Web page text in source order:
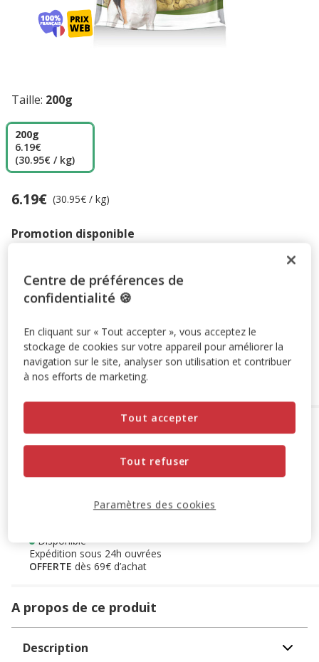
Taille: 200g
200g
6.19€
(30.95€ / kg)
Promotion disponible
Animalis. Offre non cumulable aux autres promotions en
cours. Voir conditions
Prix 6.19€, 30.95 EUR par kg
6.19€ (30.95€ / kg)
Ajouter au panier
Options de livraison
Voir la disponibilité en magasin
Livraison dans 72h offert dès 69€ d'achat
Disponible
Expédition sous 24h ouvrées
OFFERTE dès 69€ d’achat
A propos de ce produit
Description
Centre de préférences de
confidentialité 🍪
En cliquant sur « Tout accepter », vous acceptez le
stockage de cookies sur votre appareil pour améliorer la
navigation sur le site, analyser son utilisation et contribuer
à nos efforts de marketing.
Tout refuser
Tout accepter
Paramètres des cookies